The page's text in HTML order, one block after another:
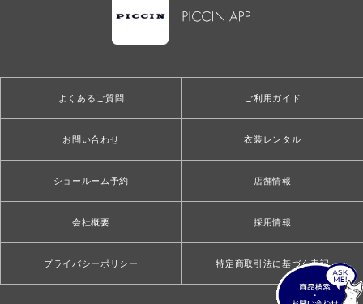
よくあるご質問 ご利用ガイド
お問い合わせ 衣装レンタル
ショールーム予約 店舗情報
会社概要 採用情報
プライバシーポリシー 特定商取引法に基づく表記